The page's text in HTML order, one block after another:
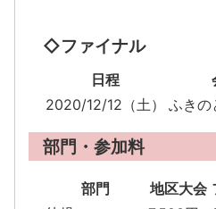
◇ファイナル
日程
2020/12/12（土）
ふきの
部門・参加料
部門 地区大会